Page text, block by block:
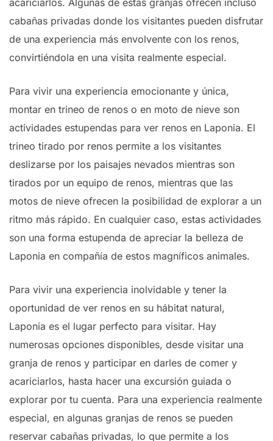
cabañas privadas donde los visitantes pueden disfrutar
de una experiencia más envolvente con los renos,
convirtiéndola en una visita realmente especial.
Para vivir una experiencia emocionante y única,
montar en trineo de renos o en moto de nieve son
actividades estupendas para ver renos en Laponia. El
trineo tirado por renos permite a los visitantes
deslizarse por los paisajes nevados mientras son
tirados por un equipo de renos, mientras que las
motos de nieve ofrecen la posibilidad de explorar a un
ritmo más rápido. En cualquier caso, estas actividades
son una forma estupenda de apreciar la belleza de
Laponia en compañía de estos magníficos animales.
Para vivir una experiencia inolvidable y tener la
oportunidad de ver renos en su hábitat natural,
Laponia es el lugar perfecto para visitar. Hay
numerosas opciones disponibles, desde visitar una
granja de renos y participar en darles de comer y
acariciarlos, hasta hacer una excursión guiada o
explorar por tu cuenta. Para una experiencia realmente
especial, en algunas granjas de renos se pueden
reservar cabañas privadas, lo que permite a los